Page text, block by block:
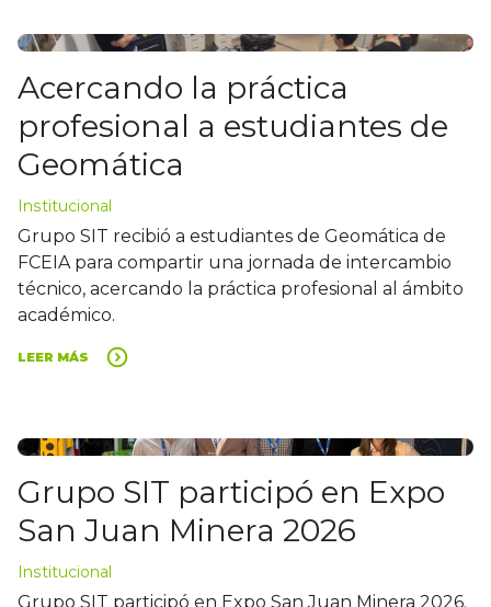
Acercando la práctica
profesional a estudiantes de
Geomática
Institucional
Grupo SIT recibió a estudiantes de Geomática de
FCEIA para compartir una jornada de intercambio
técnico, acercando la práctica profesional al ámbito
académico.
LEER MÁS
Grupo SIT participó en Expo
San Juan Minera 2026
Institucional
Grupo SIT participó en Expo San Juan Minera 2026.